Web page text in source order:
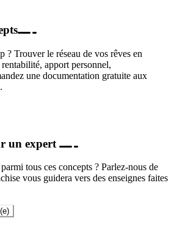
? Trouver le réseau de vos rêves en
apport personnel,
une documentation gratuite aux
un expert
tous ces concepts ? Parlez-nous de
vous guidera vers des enseignes faites